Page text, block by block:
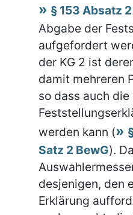
§ 153 Absatz
Abgabe der
aufgefordert
der KG 2 ist
damit mehreren
so dass auch
werden kann (
Satz 2 BewG).
desjenigen, den
Erklärung